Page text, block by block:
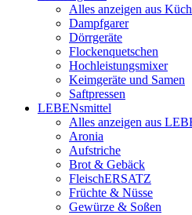
Alles anzeigen aus
Dampfgarer
Dörrgeräte
Flockenquetschen
Hochleistungsmixer
Keimgeräte und Samen
Saftpressen
LEBENsmittel
Alles anzeigen aus
Aronia
Aufstriche
Brot & Gebäck
FleischERSATZ
Früchte & Nüsse
Gewürze & Soßen